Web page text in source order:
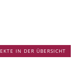
IN DER ÜBERSICHT